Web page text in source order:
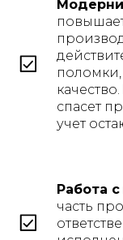
поломки,
спасет
учет
Работа
часть